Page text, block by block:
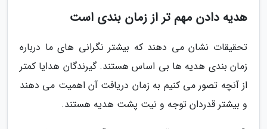
هدیه دادن مهم تر از زمان بندی است
تحقیقات نشان می دهند که بیشتر نگرانی های ما درباره
زمان بندی هدیه ها بی اساس هستند. گیرندگان هدایا کمتر
از آنچه تصور می کنیم به زمان دریافت آن اهمیت می دهند
و بیشتر قدردان توجه و نیت پشت هدیه هستند.